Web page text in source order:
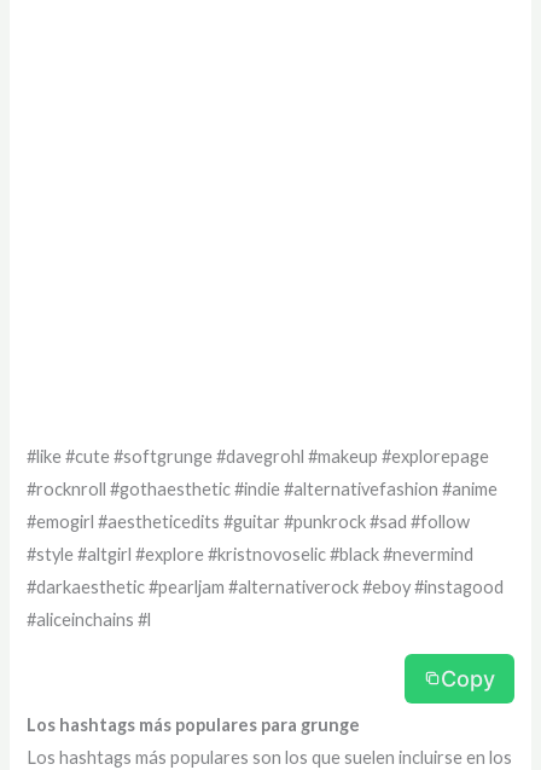
#like #cute #softgrunge #davegrohl #makeup #explorepage
#rocknroll #gothaesthetic #indie #alternativefashion #anime
#emogirl #aestheticedits #guitar #punkrock #sad #follow
#style #altgirl #explore #kristnovoselic #black #nevermind
#darkaesthetic #pearljam #alternativerock #eboy #instagood
#aliceinchains #l
Copy
Los hashtags más populares para grunge
Los hashtags más populares son los que suelen incluirse en los